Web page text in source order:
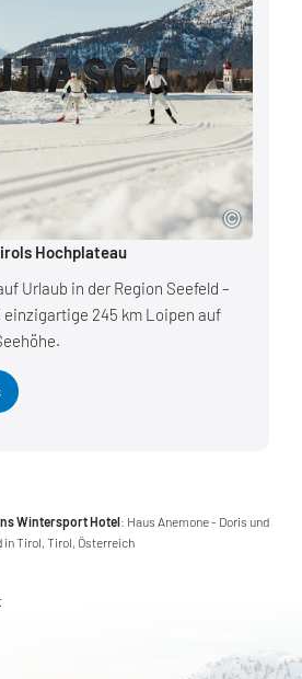
Hochplateau
Urlaub in der Region Seefeld –
245 km Loipen auf
Wintersport Hotel: Haus Anemone - Doris und
in Tirol, Tirol, Österreich